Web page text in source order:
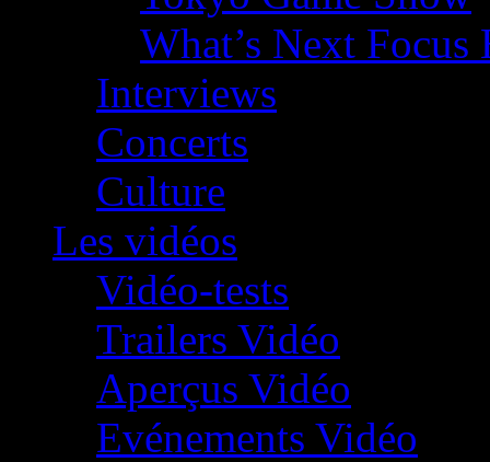
What’s Next
Interviews
Concerts
Culture
Les vidéos
Vidéo-tests
Trailers Vidéo
Aperçus Vidéo
Evénements Vidéo